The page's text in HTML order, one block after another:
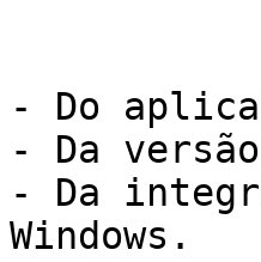
- Do
- Da
- Da
Windows.